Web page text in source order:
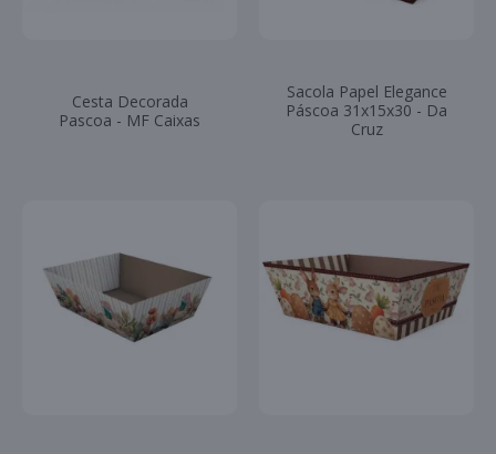
Cesta Decorada
Pascoa - MF Caixas
Sacola Papel Elegance
Páscoa 31x15x30 - Da
Cruz